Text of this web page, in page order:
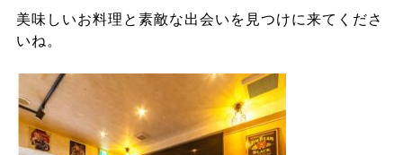
美味しいお料理と素敵な出会いを見つけに来てくださ
いね。